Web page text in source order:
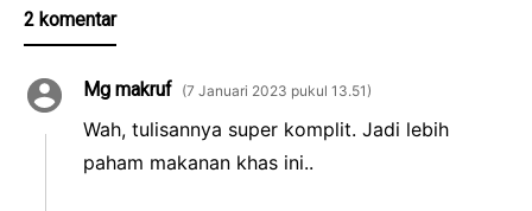
2 komentar
Mg makruf 7 Januari 2023 pukul 13.51
Wah, tulisannya super komplit. Jadi lebih
paham makanan khas ini..